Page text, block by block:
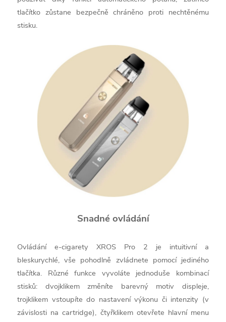
tlačítko zůstane bezpečně chráněno proti nechtěnému
stisku.
Snadné ovládání
Ovládání e-cigarety XROS Pro 2 je intuitivní a
bleskurychlé, vše pohodlně zvládnete pomocí jediného
tlačítka. Různé funkce vyvoláte jednoduše kombinací
stisků: dvojklikem změníte barevný motiv displeje,
trojklikem vstoupíte do nastavení výkonu či intenzity (v
závislosti na cartridge), čtyřklikem otevřete hlavní menu